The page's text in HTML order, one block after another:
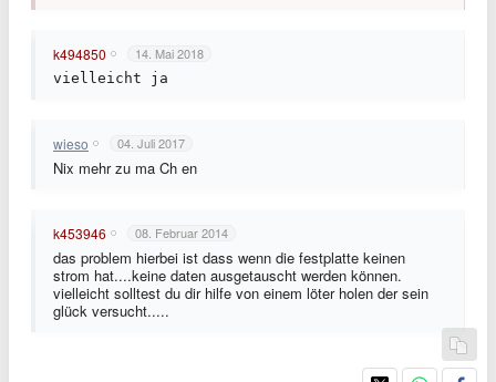
k494850 14. Mai 2018
vielleicht ja
wieso 04. Juli 2017
Nix mehr zu ma Ch en
k453946 08. Februar 2014
das problem hierbei ist dass wenn die festplatte keinen
strom hat....keine daten ausgetauscht werden können.
vielleicht solltest du dir hilfe von einem löter holen der sein
glück versucht.....